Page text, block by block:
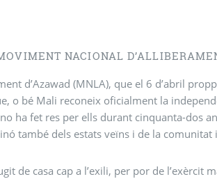
NACIONAL
d’Azawad (MNLA), que el 6 d’abril
o bé Mali reconeix oficialment la
ha fet res per ells durant cinquanta-dos
també dels estats veïns i de la comunitat
de casa cap a l’exili, per por de l’exèrcit